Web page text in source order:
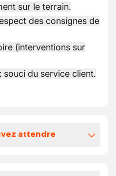
sur le terrain.
des consignes de
(interventions sur
souci du service client.
attendre